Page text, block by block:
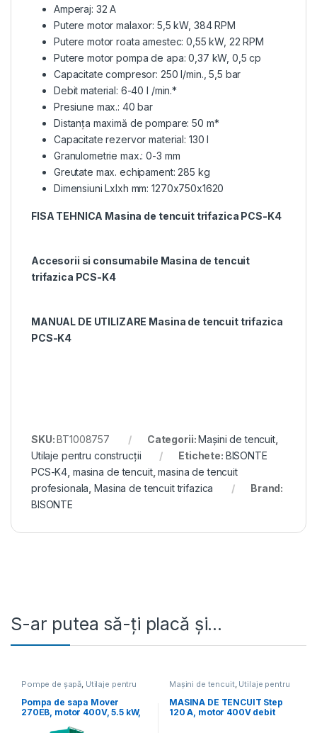
Amperaj: 32 A
Putere motor malaxor: 5,5 kW, 384 RPM
Putere motor roata amestec: 0,55 kW, 22 RPM
Putere motor pompa de apa: 0,37 kW, 0,5 cp
Capacitate compresor: 250 l/min., 5,5 bar
Debit material: 6-40 l /min.*
Presiune max.: 40 bar
Distanța maximă de pompare: 50 m*
Capacitate rezervor material: 130 l
Granulometrie max.: 0-3 mm
Greutate max. echipament: 285 kg
Dimensiuni Lxlxh mm: 1270x750x1620
FISA TEHNICA Masina de tencuit trifazica PCS-K4
Accesorii si consumabile Masina de tencuit
trifazica PCS-K4
MANUAL DE UTILIZARE Masina de tencuit trifazica
PCS-K4
SKU:BT1008757 Categorii:Mașini de tencuit,
Utilaje pentru construcții
Etichete: BISONTE
PCS-K4 masina de tencuit,masina de tencuit
profesionala ,Masina de tencuit trifazica
Brand:
BISONTE
S-ar putea să-ți placă și…
Pompe de șapă, Utilaje pentru
Pompa de sapa Mover
270EB, motor 400V, 5.5 kW,
Mașini de tencuit, Utilaje pentru
construcții
MASINA DE TENCUIT Step
120 A, motor 400V debit